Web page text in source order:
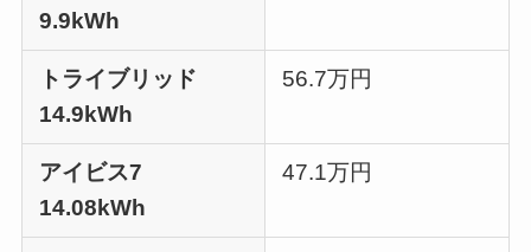
9.9kWh
トライブリッド
14.9kWh
56.7万円
アイビス7
14.08kWh
47.1万円